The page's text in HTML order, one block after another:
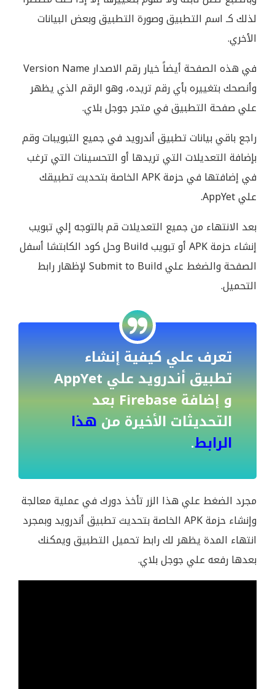
لذلك كـ اسم التطبيق وصورة التطبيق وبعض البيانات
الأخري.
في هذه الصفحة أيضاً خيار رقم الاصدار Version Name
وأنصحك بتغييره بأي رقم تريده، وهو الرقم الذي يظهر
علي صفحة التطبيق في متجر جوجل بلاي.
راجع باقي بيانات تطبيق أندرويد في جميع التبويبات وقم
بإضافة التعديلات التي تريدها أو التحسينات التي ترغب
في إضافتها في حزمة APK الخاصة بتحديث تطبيقك
علي AppYet.
بعد الانتهاء من جميع التعديلات قم بالتوجه إلي تبويب
إنشاء حزمة APK أو تبويب Build وحل كود الكابتشا أسفل
الصفحة والضغط علي Submit to Build لإظهار رابط
التحميل.
تعرف علي كيفية إنشاء
تطبيق أندرويد علي AppYet
و إضافة Firebase بعد
التحديثات الأخيرة من هذا
الرابط.
مجرد الضغط علي هذا الزر تأخذ دورك في عملية معالجة
وإنشاء حزمة APK الخاصة بتحديث تطبيق أندرويد وبمجرد
انتهاء المدة يظهر لك رابط تحميل التطبيق ويمكنك
بعدها رفعه علي جوجل بلاي.